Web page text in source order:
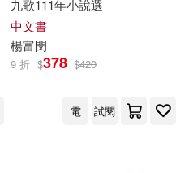
九歌111年小說選
中文書
楊富閔
9 折 $378 $420
電 試閱